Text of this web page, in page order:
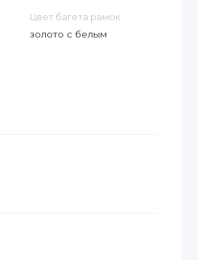
Цвет багета рамок
золото с белым